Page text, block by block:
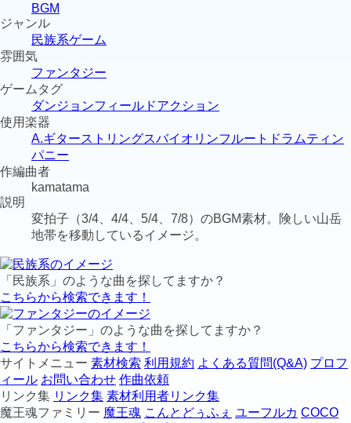
BGM
ジャンル
民族系ゲーム
雰囲気
ファンタジー
ゲームタグ
ダンジョンフィールドアクション
使用楽器
A.ギターストリングスバイオリンフルート ドラムティン
パニー
作編曲者
kamatama
説明
変拍子（3/4、4/4、5/4、7/8）のBGM素材。険しい山岳
地帯を移動しているイメージ。
「民族系」のような曲を探してますか？
こちらから検索できます！
「ファンタジー」のような曲を探してますか？
こちらから検索できます！
サイトメニュー 素材検索 利用規約 よくある質問(Q&A) プロフ
ィール お問い合わせ 作曲依頼
リンク集 リンク集 素材利用者リンク集
魔王魂ファミリー 魔王魂 こんとどぅふぇ ユーフルカ COCO